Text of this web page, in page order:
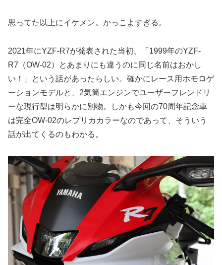
思ってた以上にイケメン。かっこよすぎる。
2021年にYZF-R7が発表された当初、「1999年のYZF-
R7（OW-02）とあまりにも違うのに同じ名前はおかし
い！」という話があったらしい。確かにレース用ホモロゲ
ーションモデルと、2気筒エンジンでユーザーフレンドリ
ーな現行型は明らかに別物。しかも今回の70周年記念車
は完全OW-02のレプリカカラーなのであって、そういう
話が出てくるのもわかる。